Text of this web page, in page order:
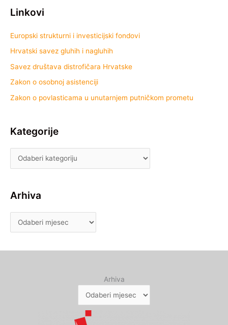
Linkovi
Europski strukturni i investicijski fondovi
Hrvatski savez gluhih i nagluhih
Savez društava distrofičara Hrvatske
Zakon o osobnoj asistenciji
Zakon o povlasticama u unutarnjem putničkom prometu
Kategorije
Arhiva
Arhiva